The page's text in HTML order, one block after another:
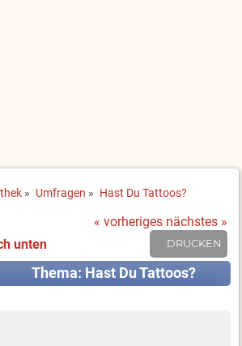
» Umfragen » Hast Du Tattoos?
« vorheriges nächstes »
DRUCKEN
unten
Thema: Hast Du Tattoos?